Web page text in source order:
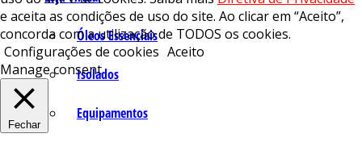
Óleos Essenciais
Isolados
Equipamentos
e aceita as condições de uso do site. Ao clicar em “Aceito”,
concorda com a utilização de TODOS os cookies.
Configurações de cookies Aceito
Manage consent
Fechar